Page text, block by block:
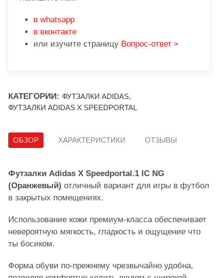
в whatsapp
в вконтакте
или изучите страницу Вопрос-ответ >
КАТЕГОРИИ: ФУТЗАЛКИ ADIDAS,
ФУТЗАЛКИ АDIDAS X SPEEDPORTAL
ОБЗОР ХАРАКТЕРИСТИКИ ОТЗЫВЫ
Футзалки Аdidas X Speedportal.1 IC NG
(Оранжевый) отличный вариант для игры в футбол
в закрытых помещениях.
Использование кожи премиум-класса обеспечивает
невероятную мягкость, гладкость и ощущение что
ты босиком.
Форма обуви по-прежнему чрезвычайно удобна,